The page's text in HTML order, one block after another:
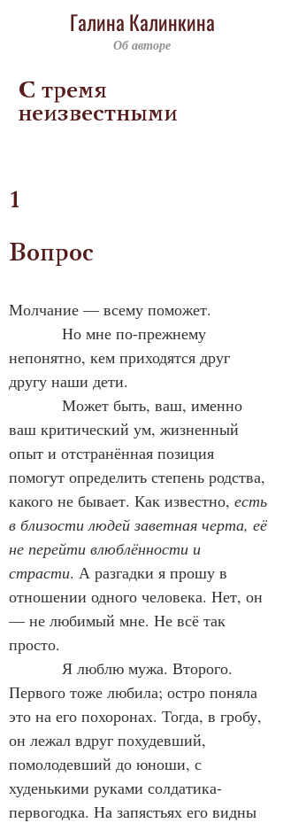
Галина Калинкина
Об авторе
С тремя
неизвестными
1
Вопрос
Молчание — всему поможет.
непонятно, кем приходятся друг
другу наши дети.
ваш критический ум, жизненный
опыт и отстранённая позиция
помогут определить степень родства,
какого не бывает. Как известно, есть
в близости людей заветная черта, её
не перейти влюблённости и
страсти. А разгадки я прошу в
отношении одного человека. Нет, он
— не любимый мне. Не всё так
просто.
Первого тоже любила; остро поняла
это на его похоронах. Тогда, в гробу,
он лежал вдруг похудевший,
помолодевший до юноши, с
худенькими руками солдатика-
первогодка. На запястьях его видны